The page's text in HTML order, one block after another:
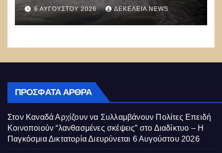
να ρίχνουν 5 τόνους νερού με 8
μποφόρ
6 ΑΥΓΟΎΣΤΟΥ 2026 ΔΕΚΈΛΕΙΑ NEWS
ΠΡΌΣΦΑΤΑ ΆΡΘΡΑ
Στον Καναδά Αρχίζουν να Συλλαμβάνουν Πολίτες Επειδή
Κοινοποιούν “λανθασμένες σκέψεις” στο Διαδίκτυο – Η
Παγκόσμια Δικτατορία Διευρύνεται 6 Αυγούστου 2026